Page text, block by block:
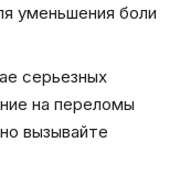
уменьшения боли
серьезных
на переломы
вызывайте